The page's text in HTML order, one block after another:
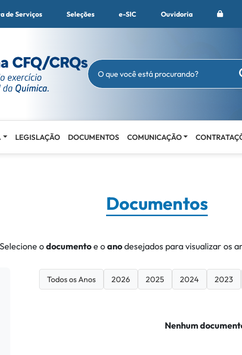
de Serviços Seleções e-SIC Ouvidoria
O que você está procurando?
LEGISLAÇÃO DOCUMENTOS COMUNICAÇÃO
Documentos
Selecione odocumentoe oanodesejados para visualizar os
Todos os Anos 2026 2025 2024 2023
Nenhum